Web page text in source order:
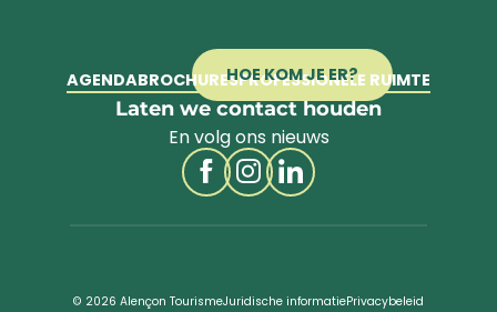
HOE KOM JE ER?
AGENDABROCHURESPROFESSIONELE RUIMTE
Laten we contact houden
En volg ons nieuws
© 2026 Alençon TourismeJuridische informatiePrivacybeleid